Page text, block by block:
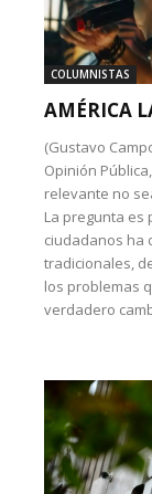
COLUMNISTAS
AMÉRICA
(Gustavo
Opinión
relevante no
La pregunta es
ciudadanos ha
tradicionales,
los problemas
verdadero